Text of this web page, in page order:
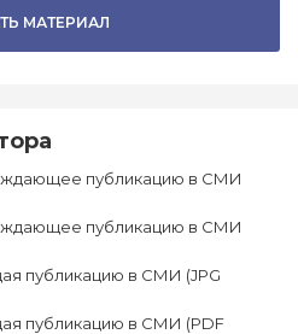
МАТЕРИАЛ
публикацию в СМИ
публикацию в СМИ
публикацию в СМИ (JPG
публикацию в СМИ (PDF